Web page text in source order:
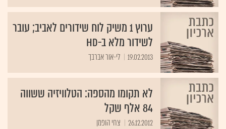
ערוץ 1 משיק לוח שידורים לאביב; עובר
לשידור מלא ב-HD
19.02.2013 לי-אור אברבך
לא תקומו מהספה: הטלוויזיה ששווה
84 אלף שקל
26.12.2012 צחי הופמן